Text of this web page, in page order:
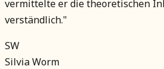
vermittelte er die theoretischen
verständlich."
SW
Silvia Worm